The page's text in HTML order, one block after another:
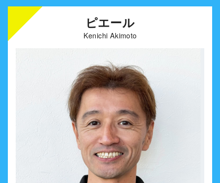
ピエール
Kenichi Akimoto